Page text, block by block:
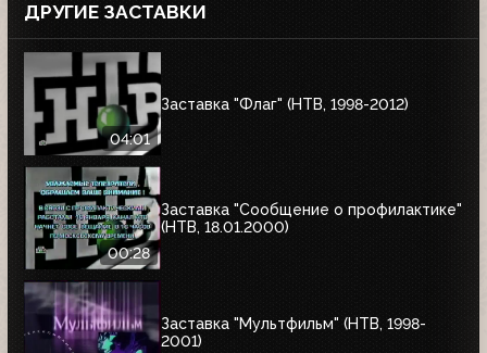
ДРУГИЕ ЗАСТАВКИ
04:01
Заставка "Флаг" (НТВ, 1998-2012)
00:28
Заставка "Сообщение о профилактике"
(НТВ, 18.01.2000)
Заставка "Мультфильм" (НТВ, 1998-
2001)